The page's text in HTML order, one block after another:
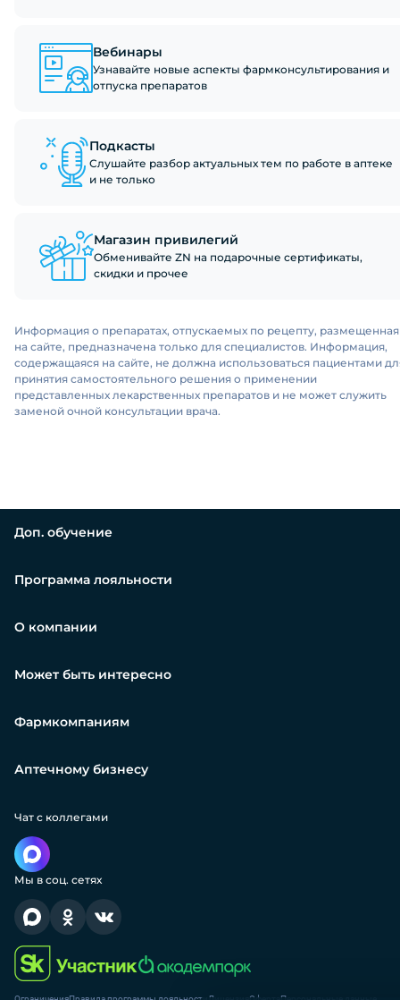
Вебинары
Узнавайте новые аспекты фармконсультирования и
отпуска препаратов
Подкасты
Слушайте разбор актуальных тем по работе в аптеке
и не только
Магазин привилегий
Обменивайте ZN на подарочные сертификаты,
скидки и прочее
Информация о препаратах, отпускаемых по рецепту, размещенная
на сайте, предназначена только для специалистов. Информация,
содержащаяся на сайте, не должна использоваться пациентами
принятия самостоятельного решения о применении
представленных лекарственных препаратов и не может служить
заменой очной консультации врача.
Доп. обучение
Программа лояльности
О компании
Может быть интересно
Фармкомпаниям
Аптечному бизнесу
Чат с коллегами
Мы в соц. сетях